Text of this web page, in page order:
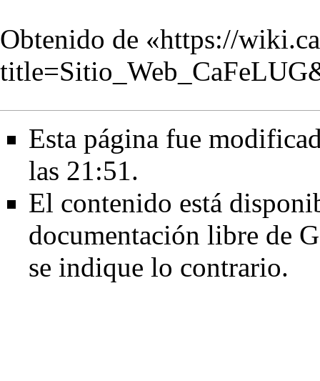
Obtenido de «https://
Esta página fue
las 21:51.
El contenido está
documentación libre de
se indique lo contrario.